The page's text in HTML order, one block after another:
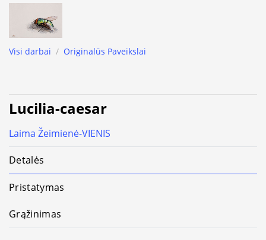
Visi darbai / Originalūs Paveikslai
Lucilia-caesar
Laima Žeimienė-VIENIS
Detalės
Pristatymas
Grąžinimas